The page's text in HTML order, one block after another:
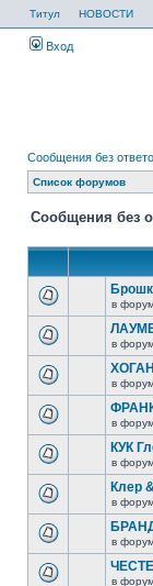
Титул НОВОСТИ
Вход
Сообщения без
Список форумов
Сообщения без
в
в
в
в
КУК
в
Клер
в
в
в